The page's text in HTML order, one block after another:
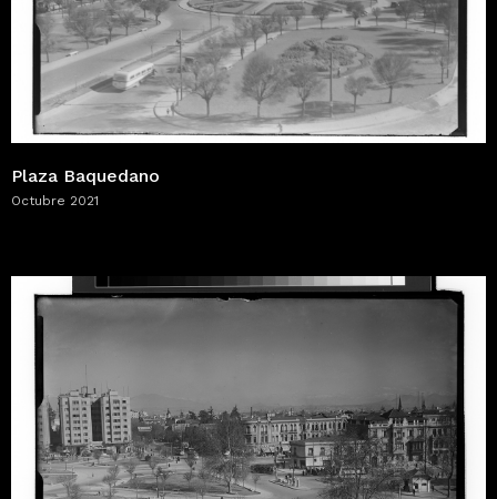
Plaza Baquedano
Octubre 2021